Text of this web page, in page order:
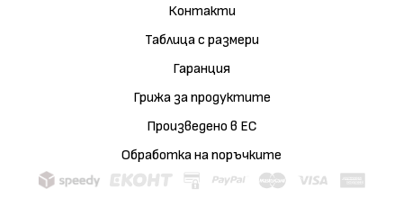
Контакти
Таблица с размери
Гаранция
Грижа за продуктите
Произведено в ЕС
Обработка на поръчките